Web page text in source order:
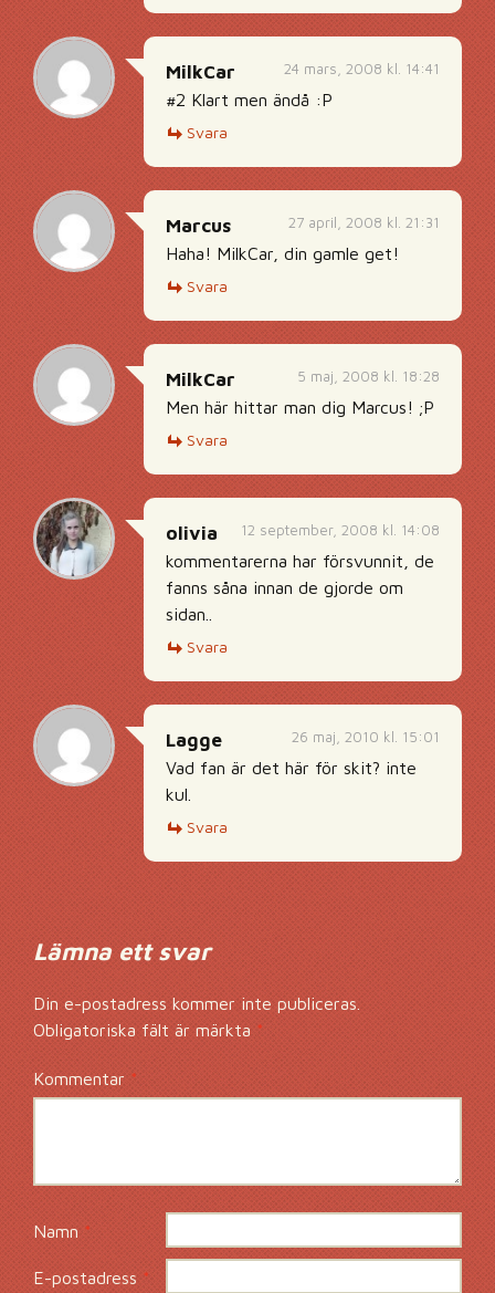
24 mars, 2008 kl. 14:41
MilkCar
#2 Klart men ändå :P
Svara
27 april, 2008 kl. 21:31
Marcus
Haha! MilkCar, din gamle get!
Svara
5 maj, 2008 kl. 18:28
MilkCar
Men här hittar man dig Marcus! ;P
Svara
12 september, 2008 kl. 14:08
olivia
kommentarerna har försvunnit, de
fanns såna innan de gjorde om
sidan..
Svara
26 maj, 2010 kl. 15:01
Lagge
Vad fan är det här för skit? inte
kul.
Svara
Lämna ett svar
Din e-postadress kommer inte publiceras.
Obligatoriska fält är märkta *
Kommentar*
Namn *
E-postadress*